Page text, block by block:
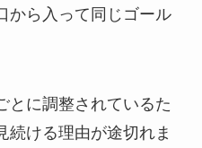
から入って同じゴール
とに調整されているた
続ける理由が途切れま